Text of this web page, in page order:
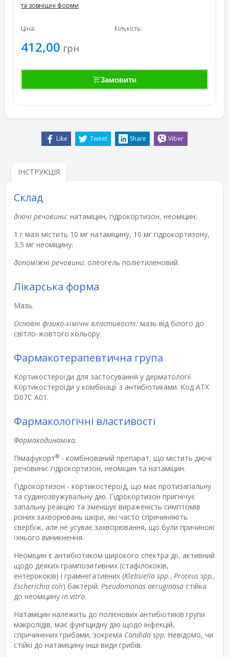
та зовнішні форми
Ціна:
412,00 грн
Кількість:
Замовити
Like Tweet Share Viber
ІНСТРУКЦІЯ
Склад
діючі речовини: натаміцин, гідрокортизон, неоміцин;
1 г мазі містить 10 мг натаміцину, 10 мг гідрокортизону,
3,5 мг неоміцину;
допоміжні речовини: олеогель поліетиленовий.
Лікарська форма
Мазь.
Основні фізико-хімічні властивості: мазь від білого до
світло-жовтого кольору.
Фармакотерапевтична група
Кортикостероїди для застосування у дерматології.
Кортикостероїди у комбінації з антибіотиками. Код АТХ
D07С А01.
Фармакологічні властивості
Фармакодинаміка.
Пімафукорт® - комбінований препарат, що містить діючі
речовини: гідрокортизон, неоміцин та натаміцин.
Гідрокортизон - кортикостероїд, що має протизапальну
та судинозвужувальну дію. Гідрокортизон пригнічує
запальну реакцію та зменшує вираженість симптомів
різних захворювань шкіри, які часто спричиняють
свербіж, але не усуває захворювання, що були причиною
їхнього виникнення.
Неоміцин є антибіотиком широкого спектра дії, активний
щодо деяких грампозитивних (стафілококів,
ентерококів) і грамнегативних (Klebsiella spp., Proteus spp.,
Escherichia coli) бактерій. Pseudomonas aeruginosa стійка
до неоміцину in vitro.
Натаміцин належить до полієнових антибіотиків групи
макролідів, має фунгіцидну дію щодо інфекцій,
спричинених грибами, зокрема Candida spp. Невідомо, чи
стійкі до натаміцину інші види грибів.